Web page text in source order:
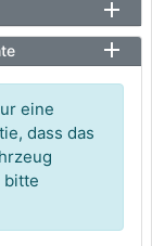
eine
dass das
bitte